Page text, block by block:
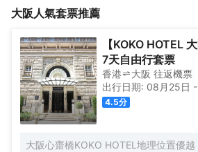
排，包括空調和衣櫃/衣櫥，滿足您入住需
您的飲水需求。浴室內提供拖鞋、24小時
到賓至如歸的享受。</br>酒店提供的體育
營造多姿多彩的住宿體驗。為了方便旅客
600m。在該地區觀光很容易，
都在酒店附近。</br>客房內的所有設施都
排，包括空調和衣櫃/衣櫥，滿足您入住需
馨感。服務人員會提前為您準備好電熱水
您的飲水需求。浴室內提供拖鞋、24小時
到賓至如歸的享受。</br>酒店提供的體育
營造多姿多彩的住宿體驗。為了方便旅客
大阪人氣套票推薦
【KOKO HOTEL
7天自由行套票
香港 大阪 往返機票
出行日期: 08月25日 -
4.5分
大阪心齋橋KOKO HOTEL地理位置優